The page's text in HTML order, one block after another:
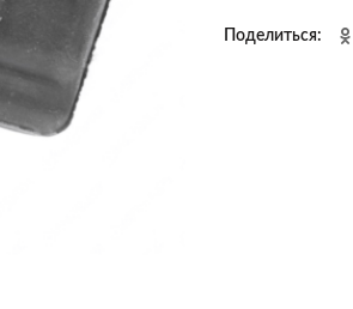
Поделиться